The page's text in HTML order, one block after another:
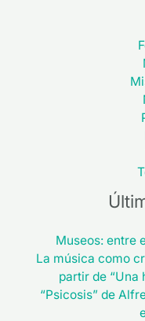
Museos: entre
La música como
partir de “Una
“Psicosis” de